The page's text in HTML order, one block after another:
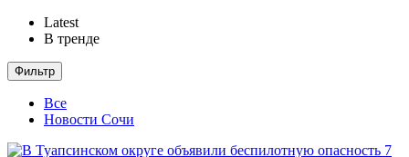
Latest
В тренде
Фильтр
Все
Новости Сочи